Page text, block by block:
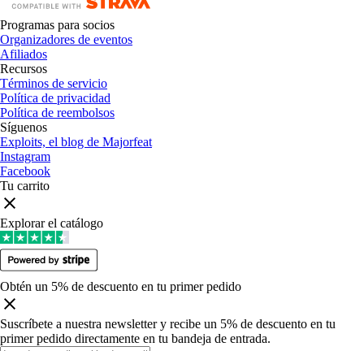
Programas para socios
Organizadores de eventos
Afiliados
Recursos
Términos de servicio
Política de privacidad
Política de reembolsos
Síguenos
Exploits, el blog de Majorfeat
Instagram
Facebook
Tu carrito
Explorar el catálogo
Obtén un 5% de descuento en tu primer pedido
Suscríbete a nuestra newsletter y recibe un 5% de descuento en tu
primer pedido directamente en tu bandeja de entrada.